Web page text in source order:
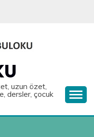
uzun özet,
dersler, çocuk